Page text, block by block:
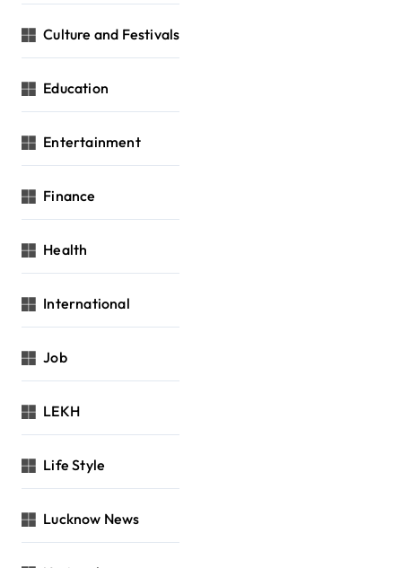
Culture and Festivals
Education
Entertainment
Finance
Health
International
Job
LEKH
Life Style
Lucknow News